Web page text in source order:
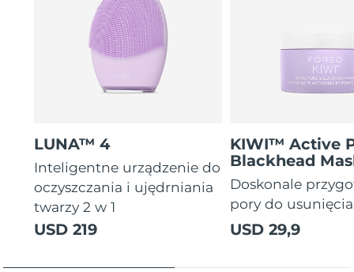
LUNA™ 4
Inteligentne urządzenie do
oczyszczania i ujędrniania
twarzy 2 w 1
USD 219
KIWI™ Active
Blackhead
Doskonale
pory do
USD 29,9